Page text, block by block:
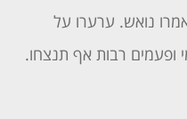
נואש. ערערו על
ופעמים רבות אף תנצחו.